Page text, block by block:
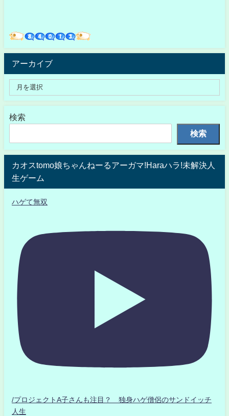
アーカイブ
検索
検索
カオスtomo娘ちゃんねーるアーガマ!Haraハラ!未解決人
生ゲーム
ハゲて無双
/プロジェクトA子さんも注目？ 独身ハゲ僧侶のサンドイッチ
人生